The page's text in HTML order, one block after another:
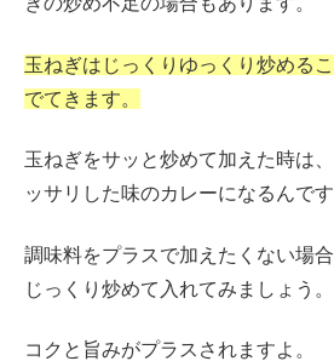
玉ねぎはじっくりゆっくり炒める
でてきます。
玉ねぎをサッと炒めて加えた時は
ッサリした味のカレーになるんです
調味料をプラスで加えたくない場
じっくり炒めて入れてみましょう。
コクと旨みがプラスされますよ。